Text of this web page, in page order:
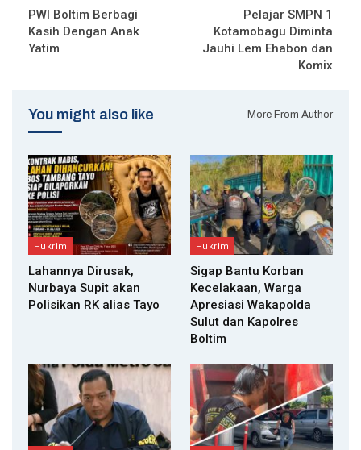
PWI Boltim Berbagi
Kasih Dengan Anak
Yatim
Pelajar SMPN 1
Kotamobagu Diminta
Jauhi Lem Ehabon dan
Komix
You might also like More From Author
Hukrim
Lahannya Dirusak,
Nurbaya Supit akan
Polisikan RK alias Tayo
Hukrim
Sigap Bantu Korban
Kecelakaan, Warga
Apresiasi Wakapolda
Sulut dan Kapolres
Boltim